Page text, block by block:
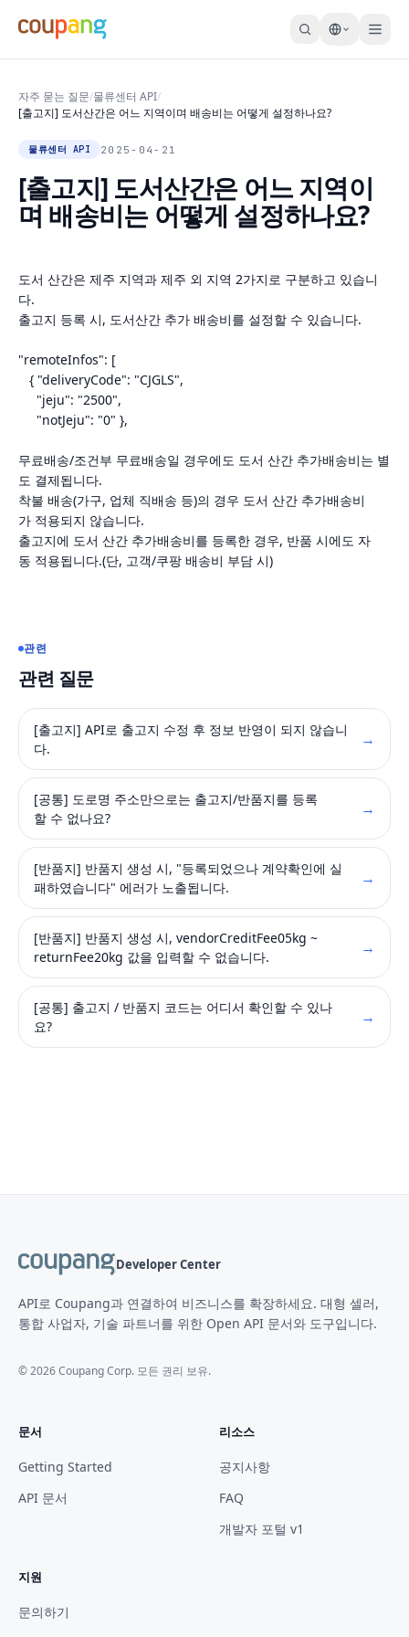
자주 묻는 질문/물류센터 API/
[출고지] 도서산간은 어느 지역이며 배송비는 어떻게 설정하나요?
물류센터 API 2025-04-21
[출고지] 도서산간은 어느 지역이
며 배송비는 어떻게 설정하나요?
도서 산간은 제주 지역과 제주 외 지역 2가지로 구분하고 있습니
다.
출고지 등록 시, 도서산간 추가 배송비를 설정할 수 있습니다.
"remoteInfos": [
{ "deliveryCode": "CJGLS",
"jeju": "2500",
"notJeju": "0" },
무료배송/조건부 무료배송일 경우에도 도서 산간 추가배송비는 별
도 결제됩니다.
착불 배송(가구, 업체 직배송 등)의 경우 도서 산간 추가배송비
가 적용되지 않습니다.
출고지에 도서 산간 추가배송비를 등록한 경우, 반품 시에도 자
동 적용됩니다.(단, 고객/쿠팡 배송비 부담 시)
관련
관련 질문
[출고지] API로 출고지 수정 후 정보 반영이 되지 않습니
다.
→
[공통] 도로명 주소만으로는 출고지/반품지를 등록
할 수 없나요?
→
[반품지] 반품지 생성 시, "등록되었으나 계약확인에 실
패하였습니다" 에러가 노출됩니다.
→
[반품지] 반품지 생성 시, vendorCreditFee05kg ~
returnFee20kg 값을 입력할 수 없습니다.
→
[공통] 출고지 / 반품지 코드는 어디서 확인할 수 있나
요?
→
Developer Center
API로 Coupang과 연결하여 비즈니스를 확장하세요. 대형 셀러,
통합 사업자, 기술 파트너를 위한 Open API 문서와 도구입니다.
©2026Coupang Corp. 모든 권리 보유.
문서
Getting Started
API 문서
리소스
공지사항
FAQ
개발자 포털 v1
지원
문의하기